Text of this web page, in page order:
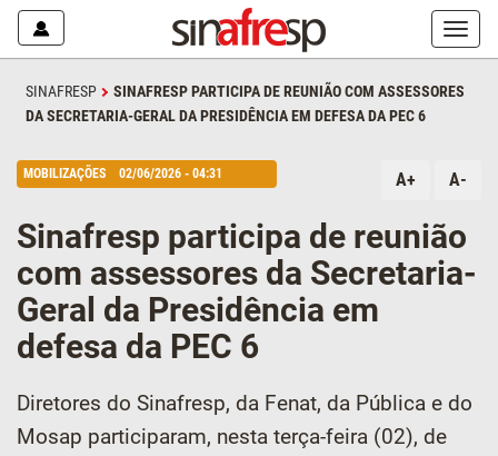
ou
SINAFRESP
SINAFRESP PARTICIPA DE REUNIÃO COM ASSESSORES
DA SECRETARIA-GERAL DA PRESIDÊNCIA EM DEFESA DA PEC 6
MOBILIZAÇÕES 02/06/2026 - 04:31 A+ A-
Sinafresp participa de reunião
com assessores da Secretaria-
Geral da Presidência em
defesa da PEC 6
Diretores do Sinafresp, da Fenat, da Pública e do
Mosap participaram, nesta terça-feira (02), de